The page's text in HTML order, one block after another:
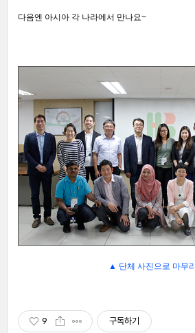
다음엔 아시아 각 나라에서 만나요~
▲ 단체 사진으로 마무리
9 구독하기